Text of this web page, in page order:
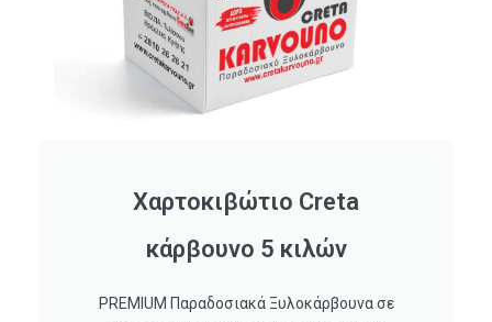
Χαρτοκιβώτιο Creta
κάρβουνο 5 κιλών
PREMIUM Παραδοσιακά Ξυλοκάρβουνα σε